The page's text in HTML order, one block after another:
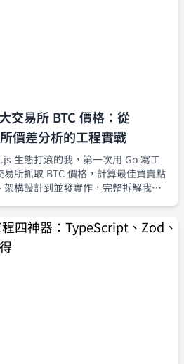
交易所 BTC 價格：從
價差分析的工程實戰
生態打滾的我，第一次用 Go 寫工
所抓取 BTC 價格，計算最佳買賣點
構設計到並發實作，完整拆解我如